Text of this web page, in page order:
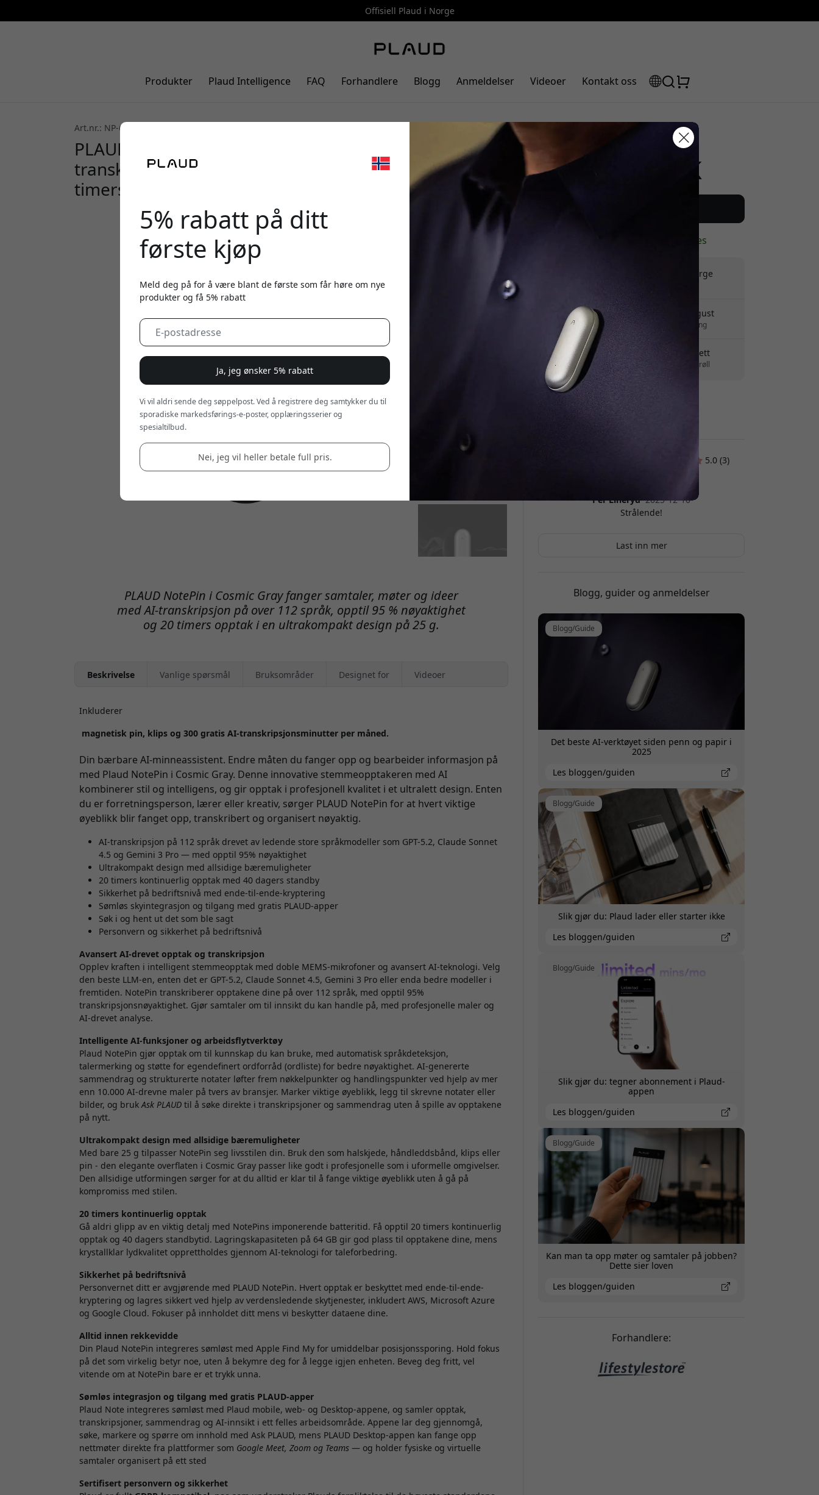
Offisiell Plaud i Norge
Produkter Plaud Intelligence FAQ Forhandlere Blogg Anmeldelser Videoer Kontakt oss
Art.nr.: NP-64G-GR-1
PLAUD NotePin AI-stemmenopptaker med
transkribering på 112 språk, 64 GB lagring og 20
timers opptak - Kosmisk grå
PLAUD NotePin i Cosmic Gray fanger samtaler, møter og ideer
med AI-transkripsjon på over 112 språk, opptil 95 % nøyaktighet
og 20 timers opptak i en ultrakompakt design på 25 g.
Beskrivelse Vanlige spørsmål Bruksområder Designet for Videoer
Inkluderer
magnetisk pin, klips og 300 gratis AI-transkripsjonsminutter per måned.
Din bærbare AI-minneassistent. Endre måten du fanger opp og bearbeider informasjon på
med Plaud NotePin i Cosmic Gray. Denne innovative stemmeopptakeren med AI
kombinerer stil og intelligens, og gir opptak i profesjonell kvalitet i et ultralett design. Enten
du er forretningsperson, lærer eller kreativ, sørger PLAUD NotePin for at hvert viktige
øyeblikk blir fanget opp, transkribert og organisert nøyaktig.
AI-transkripsjon på 112 språk drevet av ledende store språkmodeller som GPT-5.2, Claude Sonnet
4.5 og Gemini 3 Pro — med opptil 95% nøyaktighet
Ultrakompakt design med allsidige bæremuligheter
20 timers kontinuerlig opptak med 40 dagers standby
Sikkerhet på bedriftsnivå med ende-til-ende-kryptering
Sømløs skyintegrasjon og tilgang med gratis PLAUD-apper
Søk i og hent ut det som ble sagt
Personvern og sikkerhet på bedriftsnivå
Avansert AI-drevet opptak og transkripsjon
Opplev kraften i intelligent stemmeopptak med doble MEMS-mikrofoner og avansert AI-teknologi. Velg
den beste LLM-en, enten det er GPT-5.2, Claude Sonnet 4.5, Gemini 3 Pro eller enda bedre modeller i
fremtiden. NotePin transkriberer opptakene dine på over 112 språk, med opptil 95%
transkripsjonsnøyaktighet. Gjør samtaler om til innsikt du kan handle på, med profesjonelle maler og
AI-drevet analyse.
Intelligente AI-funksjoner og arbeidsflytverktøy
Plaud NotePin gjør opptak om til kunnskap du kan bruke, med automatisk språkdeteksjon,
talermerking og støtte for egendefinert ordforråd (ordliste) for bedre nøyaktighet. AI-genererte
sammendrag og strukturerte notater løfter frem nøkkelpunkter og handlingspunkter ved hjelp av mer
enn 10.000 AI-drevne maler på tvers av bransjer. Marker viktige øyeblikk, legg til skrevne notater eller
bilder, og brukAsk PLAUD til å søke direkte i transkripsjoner og sammendrag uten å spille av opptakene
på nytt.
Ultrakompakt design med allsidige bæremuligheter
Med bare 25 g tilpasser NotePin seg livsstilen din. Bruk den som halskjede, håndleddsbånd, klips eller
pin - den elegante overflaten i Cosmic Gray passer like godt i profesjonelle som i uformelle omgivelser.
Den allsidige utformingen sørger for at du alltid er klar til å fange viktige øyeblikk uten å gå på
kompromiss med stilen.
20 timers kontinuerlig opptak
Gå aldri glipp av en viktig detalj med NotePins imponerende batteritid. Få opptil 20 timers kontinuerlig
opptak og 40 dagers standbytid. Lagringskapasiteten på 64 GB gir god plass til opptakene dine, mens
krystallklar lydkvalitet opprettholdes gjennom AI-teknologi for taleforbedring.
Sikkerhet på bedriftsnivå
Personvernet ditt er avgjørende med PLAUD NotePin. Hvert opptak er beskyttet med ende-til-ende-
kryptering og lagres sikkert ved hjelp av verdensledende skytjenester, inkludert AWS, Microsoft Azure
og Google Cloud. Fokuser på innholdet ditt mens vi beskytter dataene dine.
Alltid innen rekkevidde
Din Plaud NotePin integreres sømløst med Apple Find My for umiddelbar posisjonssporing. Hold fokus
på det som virkelig betyr noe, uten å bekymre deg for å legge igjen enheten. Beveg deg fritt, vel
vitende om at NotePin bare er et trykk unna.
Sømløs integrasjon og tilgang med gratis PLAUD-apper
Plaud Note integreres sømløst med Plaud mobile, web- og Desktop-appene, og samler opptak,
transkripsjoner, sammendrag og AI-innsikt i ett felles arbeidsområde. Appene lar deg gjennomgå,
søke, markere og spørre om innhold med Ask PLAUD, mens PLAUD Desktop-appen kan fange opp
nettmøter direkte fra plattformer som Google Meet, Zoom og Teams — og holder fysiske og virtuelle
samtaler organisert på ett sted
Sertifisert personvern og sikkerhet
2 099 NOK
På lager - klar til å sendes
Frakt 99 NOK i Norge
Levering 10-12 august
Rask og sporbar levering
30 dagers returrett
Enkel retur - ingen krøll
5.0 (3)
Per Lineryd 2025-12-10
Strålende!
trene AI-en til å skrive dem på den måten som
Oskar Törnqvist
God batteritid, imponerende lydopptak, perfekt til
forelesninger.
Last inn mer
Blogg, guider og anmeldelser
Blogg/Guide
Det beste AI-verktøyet siden penn og papir i
2025
Les bloggen/guiden
Blogg/Guide
Slik gjør du: Plaud lader eller starter ikke
Les bloggen/guiden
Blogg/Guide
Slik gjør du: tegner abonnement i Plaud-
appen
Les bloggen/guiden
Blogg/Guide
Kan man ta opp møter og samtaler på jobben?
Dette sier loven
Les bloggen/guiden
Forhandlere:
5% rabatt på ditt
første kjøp
Meld deg på for å være blant de første som får høre om nye
produkter og få 5% rabatt
Ja, jeg ønsker 5% rabatt
Vi vil aldri sende deg søppelpost. Ved å registrere deg samtykker du til
sporadiske markedsførings-e-poster, opplæringsserier og
spesialtilbud.
Nei, jeg vil heller betale full pris.
🎉 Din rabattkode:
Bruk denne koden i kassen for å få 5% rabatt.